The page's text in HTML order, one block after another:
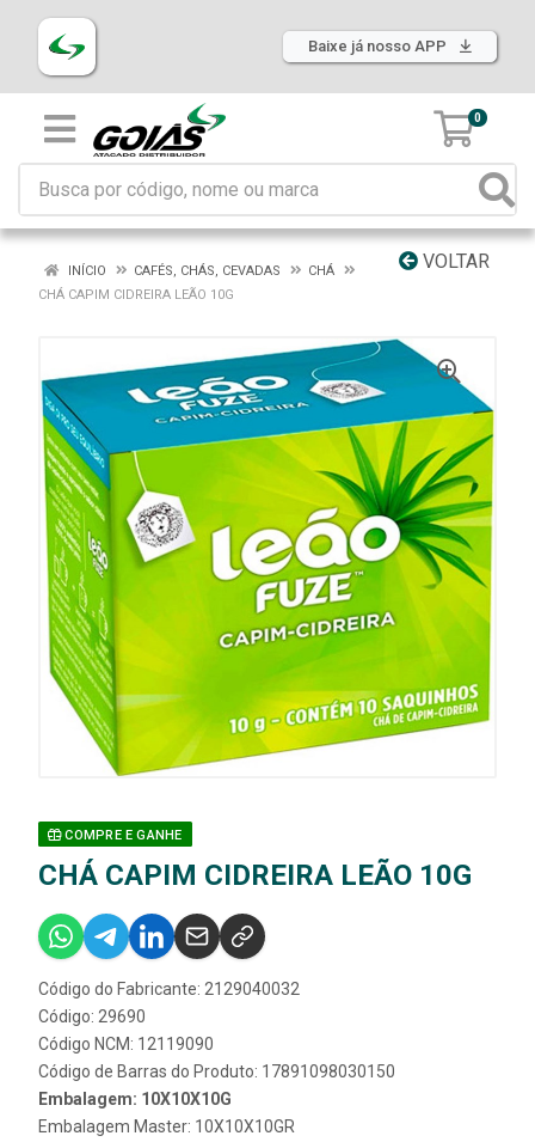
Baixe já nosso APP
0
VOLTAR
INÍCIO CAFÉS, CHÁS, CEVADAS
CHÁ
CHÁ CAPIM CIDREIRA LEÃO 10G
COMPRE E GANHE
CHÁ CAPIM CIDREIRA LEÃO 10G
Código do Fabricante: 2129040032
Código: 29690
Código NCM: 12119090
Código de Barras do Produto: 17891098030150
Embalagem: 10X10X10G
Embalagem Master: 10X10X10GR